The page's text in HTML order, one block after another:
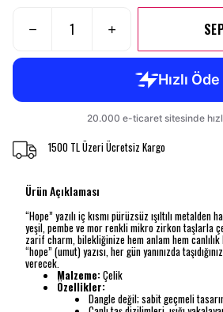
1500 TL Üzeri Ücretsiz Kargo
Ürün Açıklaması
“Hope” yazılı iç kısmı pürüzsüz ışıltılı metalden
yeşil, pembe ve mor renkli mikro zirkon taşlarla
zarif charm, bilekliğinize hem anlam hem canlılık
“hope” (umut) yazısı, her gün yanınızda
verecek.
Malzeme:Çelik
Özellikler:
Dangle değil; sabit geçmeli